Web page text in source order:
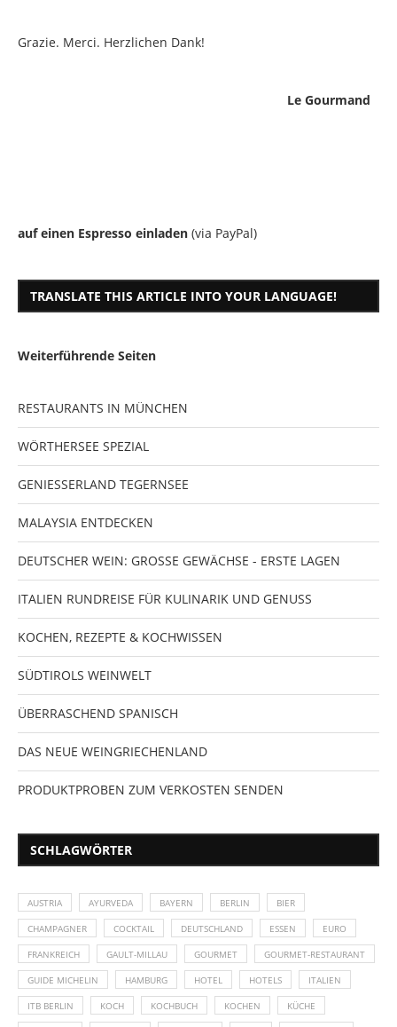
Grazie. Merci. Herzlichen Dank!
Le Gourmand
auf einen Espresso einladen (via PayPal)
TRANSLATE THIS ARTICLE INTO YOUR LANGUAGE!
Weiterführende Seiten
RESTAURANTS IN MÜNCHEN
WÖRTHERSEE SPEZIAL
GENIESSERLAND TEGERNSEE
MALAYSIA ENTDECKEN
DEUTSCHER WEIN: GROSSE GEWÄCHSE - ERSTE LAGEN
ITALIEN RUNDREISE FÜR KULINARIK UND GENUSS
KOCHEN, REZEPTE & KOCHWISSEN
SÜDTIROLS WEINWELT
ÜBERRASCHEND SPANISCH
DAS NEUE WEINGRIECHENLAND
PRODUKTPROBEN ZUM VERKOSTEN SENDEN
SCHLAGWÖRTER
AUSTRIA AYURVEDA BAYERN BERLIN BIER
CHAMPAGNER COCKTAIL DEUTSCHLAND ESSEN EURO
FRANKREICH GAULT-MILLAU GOURMET GOURMET-RESTAURANT
GUIDE MICHELIN HAMBURG HOTEL HOTELS ITALIEN
ITB BERLIN KOCH KOCHBUCH KOCHEN KÜCHE